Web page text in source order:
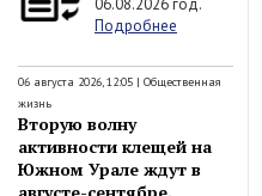
06.08.2026 год.
Подробнее
06 августа 2026, 12:05 | Общественная
жизнь
Вторую волну
активности клещей на
Южном Урале ждут в
августе-сентябре.